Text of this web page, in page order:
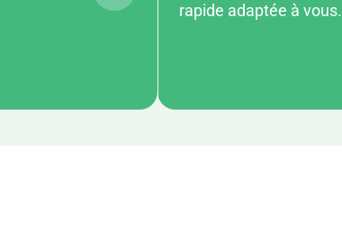
rapide adaptée à vous.